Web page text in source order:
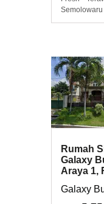
Rumah
Galaxy
Araya 1,
Galaxy